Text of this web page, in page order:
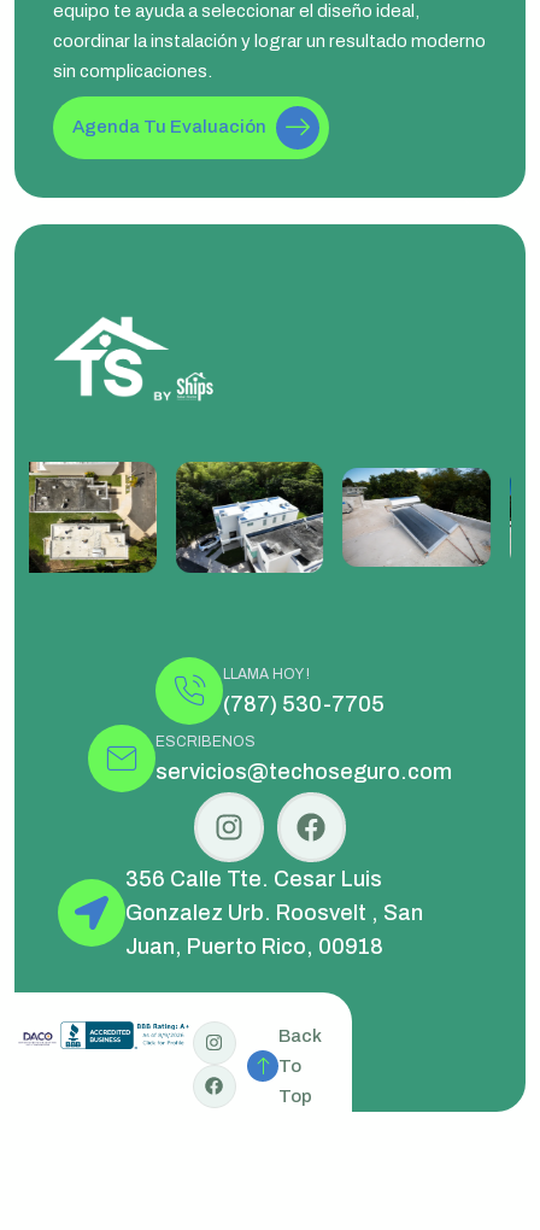
equipo te ayuda a seleccionar el diseño ideal,
coordinar la instalación y lograr un resultado moderno
sin complicaciones.
Agenda Tu Evaluación
LLAMA HOY !
(787) 530-7705
ESCRIBENOS
servicios@techoseguro.com
356 Calle Tte. Cesar Luis
Gonzalez Urb. Roosvelt , San
Juan, Puerto Rico, 00918
Back
To
Top